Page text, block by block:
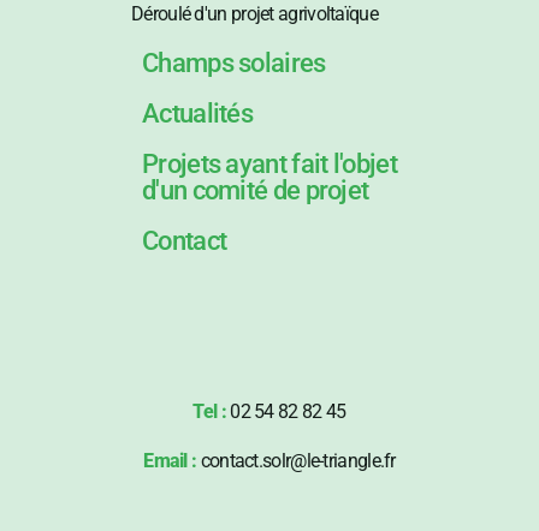
Déroulé d'un projet agrivoltaïque
Champs solaires
Actualités
Projets ayant fait l'objet
d'un comité de projet
Contact
Tel : 02 54 82 82 45
Email : contact.solr@le-triangle.fr